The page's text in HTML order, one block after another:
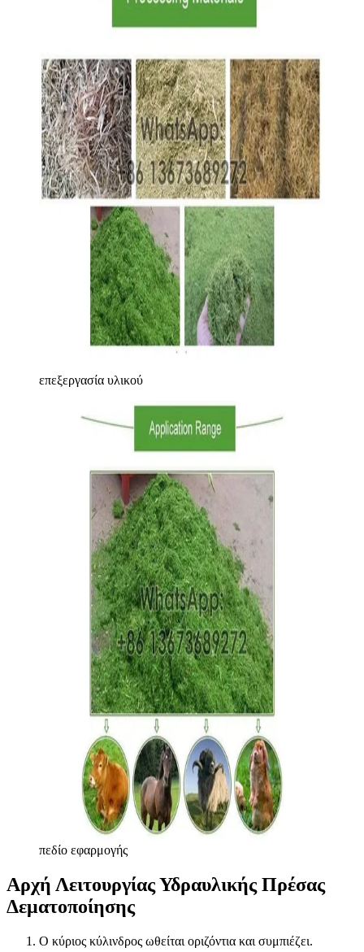
επεξεργασία υλικού
πεδίο εφαρμογής
Αρχή Λειτουργίας Υδραυλικής Πρέσας
Δεματοποίησης
Ο κύριος κύλινδρος ωθείται οριζόντια και συμπιέζει.